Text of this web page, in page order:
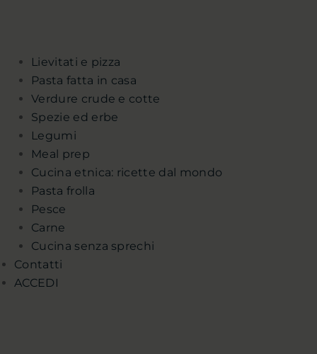
Lievitati e pizza
Pasta fatta in casa
Verdure crude e cotte
Spezie ed erbe
Legumi
Meal prep
Cucina etnica: ricette dal mondo
Pasta frolla
Pesce
Carne
Cucina senza sprechi
Contatti
ACCEDI